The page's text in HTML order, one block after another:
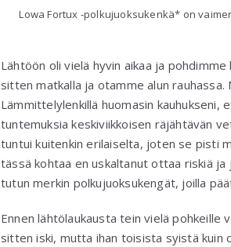
Lowa Fortux -polkujuoksukenkä* on
Lähtöön oli vielä hyvin aikaa ja
sitten matkalla ja otamme alun
Lämmittelylenkillä huomasin kauhukseni,
tuntemuksia keskiviikkoisen räjähtävän
tuntui kuitenkin erilaiselta, joten se pisti
tässä kohtaa en uskaltanut ottaa riskiä
tutun merkin polkujuoksukengät, joilla
Ennen lähtölaukausta tein vielä
sitten iski, mutta ihan toisista syistä kuin